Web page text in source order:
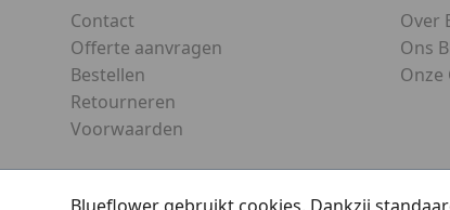
Contact
Offerte aanvragen
Bestellen
Retourneren
Voorwaarden
Over
Ons
Onze